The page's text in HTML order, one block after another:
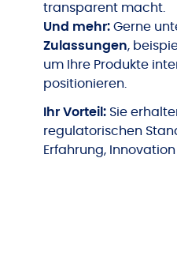
transparent macht.
Und mehr:Gerne
Zulassungen,
um Ihre Produkte
positionieren.
Ihr Vorteil:Sie
regulatorischen
Erfahrung,